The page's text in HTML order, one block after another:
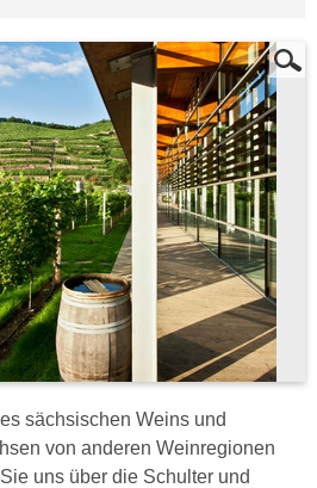
sächsischen Weins und
von anderen Weinregionen
uns über die Schulter und